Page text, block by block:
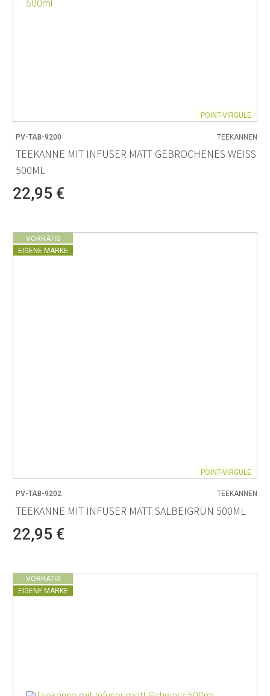
POINT-VIRGULE
PV-TAB-9200 TEEKANNEN
TEEKANNE MIT INFUSER MATT GEBROCHENES WEISS 5
00ML
22,95 €
VORRÄTIG
EIGENE MARKE
POINT-VIRGULE
PV-TAB-9202 TEEKANNEN
TEEKANNE MIT INFUSER MATT SALBEIGRÜN 500ML
22,95 €
VORRÄTIG
EIGENE MARKE